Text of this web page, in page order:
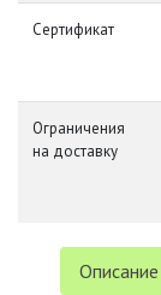
Сертификат
Ограничения
на доставку
Описание